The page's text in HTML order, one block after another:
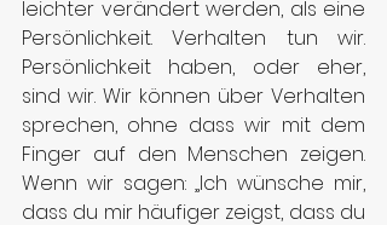
leichter verändert werden, als eine
Persönlichkeit. Verhalten tun wir.
Persönlichkeit haben, oder eher,
sind wir. Wir können über Verhalten
sprechen, ohne dass wir mit dem
Finger auf den Menschen zeigen.
Wenn wir sagen: „Ich wünsche mir,
dass du mir häufiger zeigst, dass du